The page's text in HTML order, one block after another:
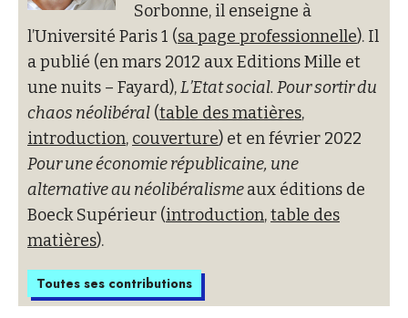
Sorbonne, il enseigne à
l’Université Paris 1 (sa page professionnelle). Il
a publié (en mars 2012 aux Editions Mille et
une nuits – Fayard),L’Etat social. Pour sortir du
chaos néolibéral (table des matières,
introduction, couverture) et en février 2022
Pour une économie républicaine, une
alternative au néolibéralismeaux éditions de
Boeck Supérieur (introduction,table des
matières).
Toutes ses contributions